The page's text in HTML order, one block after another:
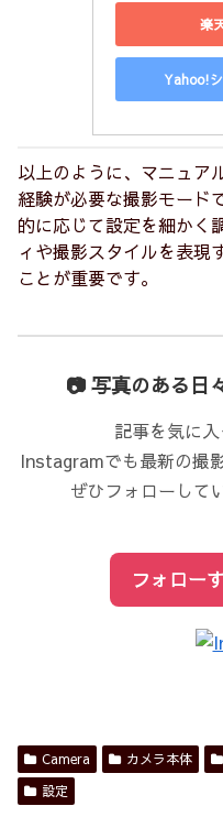
楽
Yahoo!
以上のように、マニュア
経験が必要な撮影モード
的に応じて設定を細かく
ィや撮影スタイルを表現
ことが重要です。
📷 写真のある日
記事を気に入
Instagramでも最新の撮
ぜひフォローして
フォロー
Camera カメラ本体
設定